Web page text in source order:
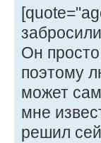
Он
поэтому
может
мне
решил